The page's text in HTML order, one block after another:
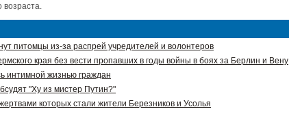
возраста.
питомцы из-за распрей учредителей и волонтеров
края без вести пропавших в годы войны в боях за Берлин и Вену
интимной жизнью граждан
"Ху из мистер Путин?"
которых стали жители Березников и Усолья